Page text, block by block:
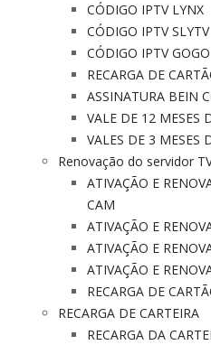
CÓDIGO IPTV LYNX
CÓDIGO IPTV SLYTV
CÓDIGO IPTV GOGO
RECARGA DE
ASSINATURA BEIN
VALE DE 12 MESES
VALES DE 3 MESES
Renovação do servidor
ATIVAÇÃO E
CAM
ATIVAÇÃO E
ATIVAÇÃO E
ATIVAÇÃO E
RECARGA DE
RECARGA DE CARTEIRA
RECARGA DA